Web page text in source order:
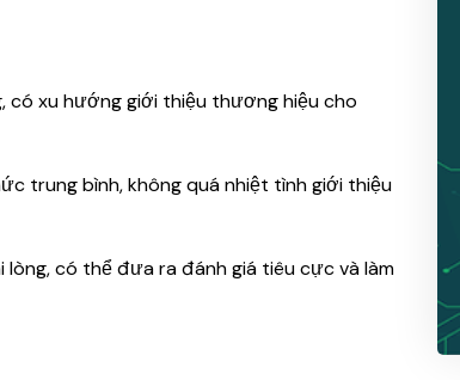
có xu hướng giới thiệu thương hiệu cho
trung bình, không quá nhiệt tình giới thiệu
có thể đưa ra đánh giá tiêu cực và làm